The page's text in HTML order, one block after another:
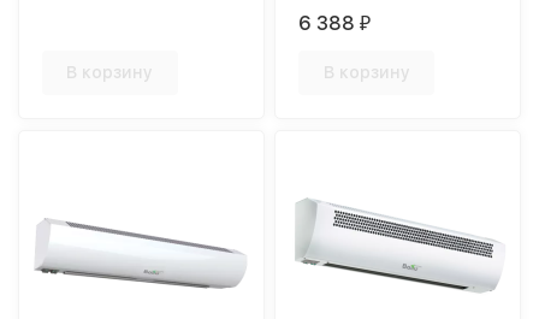
В корзину
6 388₽
В корзину